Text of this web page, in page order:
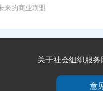
来的商业联盟
关于社会组织服务
意